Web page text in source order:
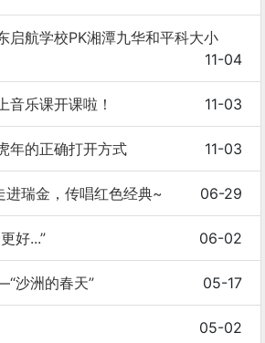
启航学校PK湘潭九华和平科大小
11-04
音乐课开课啦！ 11-03
年的正确打开方式 11-03
进瑞金，传唱红色经典~ 06-29
好...” 06-02
沙洲的春天” 05-17
05-02